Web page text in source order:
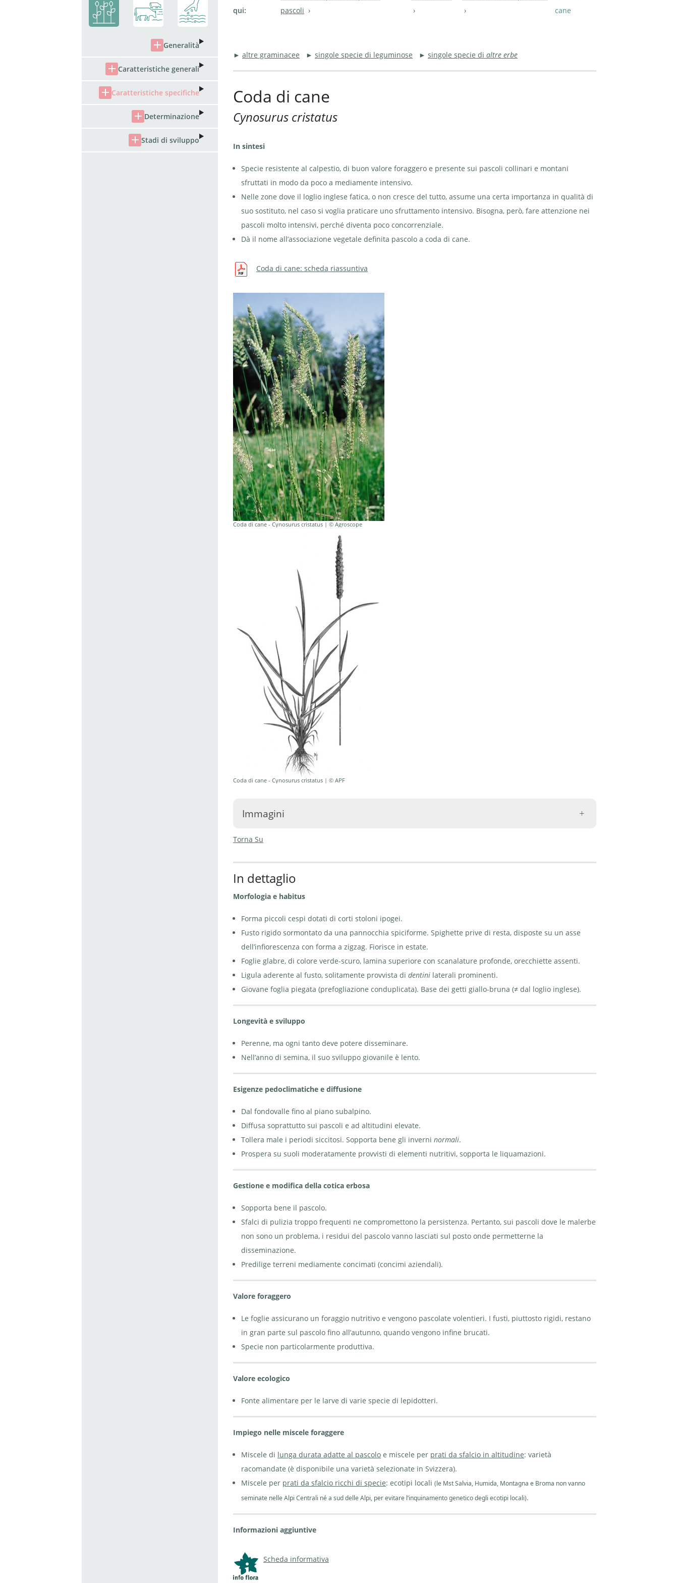
qui:
pascoli
cane
► altre graminacee ► singole specie di leguminose ► singole specie di altre erbe
Coda di cane
Cynosurus cristatus
In sintesi
Specie resistente al calpestio, di buon valore foraggero e presente sui pascoli collinari e montani
sfruttati in modo da poco a mediamente intensivo.
Nelle zone dove il loglio inglese fatica, o non cresce del tutto, assume una certa importanza in qualità di
suo sostituto, nel caso si voglia praticare uno sfruttamento intensivo. Bisogna, però, fare attenzione nei
pascoli molto intensivi, perché diventa poco concorrenziale.
Dà il nome all’associazione vegetale definita pascolo a coda di cane.
Coda di cane: scheda riassuntiva
Coda di cane - Cynosurus cristatus | © Agroscope
Coda di cane - Cynosurus cristatus | © APF
Immagini
cane -
Cynosurus
Krebs
Coda di cane -
Cynosurus
cristatus | © APF
Coda di cane -
Cynosurus cristatus
| © APF
Torna Su
In dettaglio
Morfologia e habitus
Forma piccoli cespi dotati di corti stoloni ipogei.
Fusto rigido sormontato da una pannocchia spiciforme. Spighette prive di resta, disposte su un asse
dell’infiorescenza con forma a zigzag. Fiorisce in estate.
Foglie glabre, di colore verde-scuro, lamina superiore con scanalature profonde, orecchiette assenti.
Ligula aderente al fusto, solitamente provvista di dentini laterali prominenti.
Giovane foglia piegata (prefogliazione conduplicata). Base dei getti giallo-bruna (≠ dal loglio inglese).
Longevità e sviluppo
Perenne, ma ogni tanto deve potere disseminare.
Nell’anno di semina, il suo sviluppo giovanile è lento.
Esigenze pedoclimatiche e diffusione
Dal fondovalle fino al piano subalpino.
Diffusa soprattutto sui pascoli e ad altitudini elevate.
Tollera male i periodi siccitosi. Sopporta bene gli inverni normali.
Prospera su suoli moderatamente provvisti di elementi nutritivi, sopporta le liquamazioni.
Gestione e modifica della cotica erbosa
Sopporta bene il pascolo.
Sfalci di pulizia troppo frequenti ne compromettono la persistenza. Pertanto, sui pascoli dove le malerbe
non sono un problema, i residui del pascolo vanno lasciati sul posto onde permetterne la
disseminazione.
Predilige terreni mediamente concimati (concimi aziendali).
Valore foraggero
Le foglie assicurano un foraggio nutritivo e vengono pascolate volentieri. I fusti, piuttosto rigidi, restano
in gran parte sul pascolo fino all’autunno, quando vengono infine brucati.
Specie non particolarmente produttiva.
Valore ecologico
Fonte alimentare per le larve di varie specie di lepidotteri.
Impiego nelle miscele foraggere
Miscele di lunga durata adatte al pascolo e miscele per prati da sfalcio in altitudine: varietà
racomandate (è disponibile una varietà selezionate in Svizzera).
Miscele per prati da sfalcio ricchi di specie: ecotipi locali (le Mst Salvia, Humida, Montagna e Broma non vanno
seminate nelle Alpi Centrali né a sud delle Alpi, per evitare l’inquinamento genetico degli ecotipi locali).
Informazioni aggiuntive
Scheda informativa